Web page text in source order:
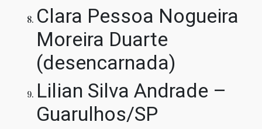
Clara Pessoa Nogueira
Moreira Duarte
(desencarnada)
Lilian Silva Andrade –
Guarulhos/SP